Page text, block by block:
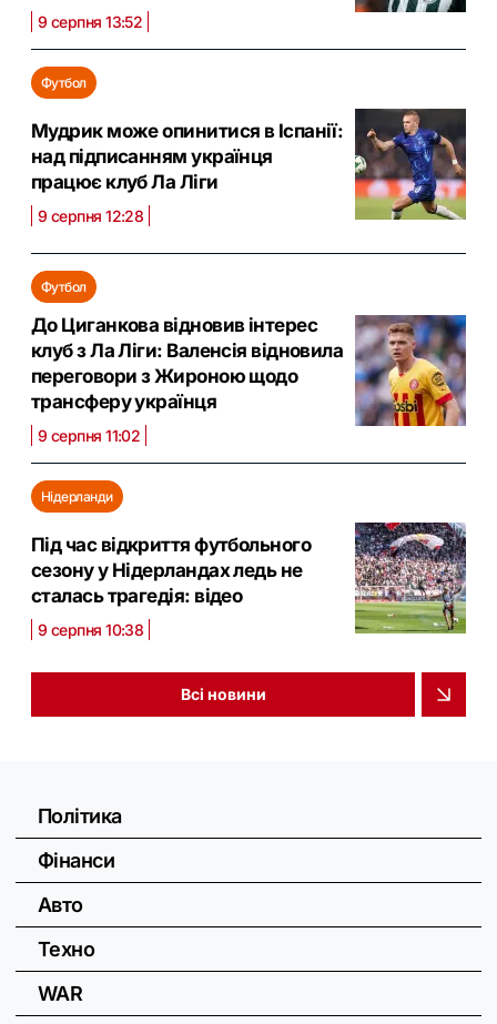
9 серпня 13:52
Футбол
Мудрик може опинитися в Іспанії:
над підписанням українця
працює клуб Ла Ліги
9 серпня 12:28
Футбол
До Циганкова відновив інтерес
клуб з Ла Ліги: Валенсія відновила
переговори з Жироною щодо
трансферу українця
9 серпня 11:02
Нідерланди
Під час відкриття футбольного
сезону у Нідерландах ледь не
сталась трагедія: відео
9 серпня 10:38
Всі новини
Політика
Фінанси
Авто
Техно
WAR